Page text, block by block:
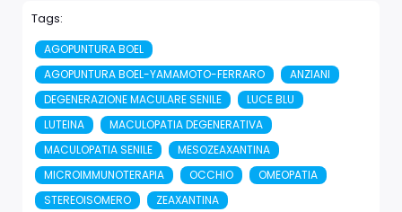
Tags:
AGOPUNTURA BOEL
AGOPUNTURA BOEL-YAMAMOTO-FERRARO
ANZIANI
DEGENERAZIONE MACULARE SENILE
LUCE BLU
LUTEINA
MACULOPATIA DEGENERATIVA
MACULOPATIA SENILE
MESOZEAXANTINA
MICROIMMUNOTERAPIA
OCCHIO
OMEOPATIA
STEREOISOMERO
ZEAXANTINA